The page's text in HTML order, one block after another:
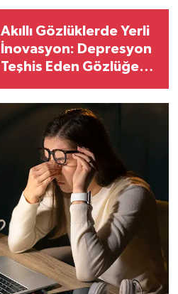
Akıllı Gözlüklerde Yerli
İnovasyon: Depresyon
Teşhis Eden Gözlüğe